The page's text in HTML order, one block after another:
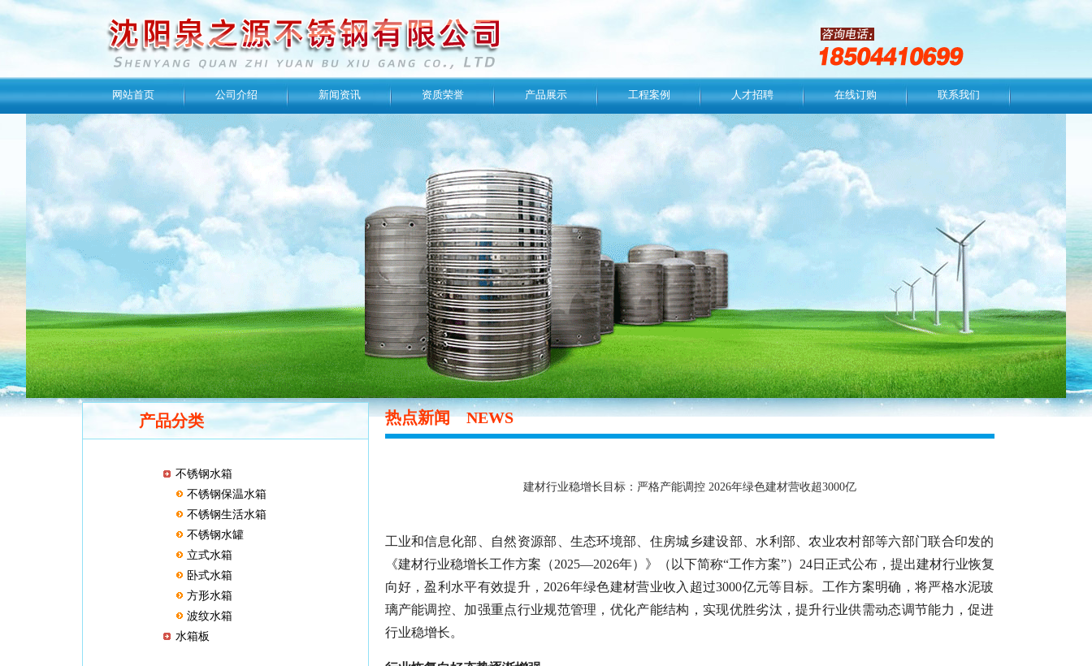
网站首页 公司介绍 新闻资讯 资质荣誉 产品展示 工程案例 人才招聘 在线订购 联系我们
产品分类
不锈钢水箱
不锈钢保温水箱
不锈钢生活水箱
不锈钢水罐
立式水箱
卧式水箱
方形水箱
波纹水箱
水箱板
热点新闻NEWS
建材行业稳增长目标：严格产能调控 2026年绿色建材营收超3000亿
工业和信息化部、自然资源部、生态环境部、住房城乡建设部、水利部、农业农村部等六部门联合印发的
《建材行业稳增长工作方案（2025—2026年）》（以下简称“工作方案”）24日正式公布，提出建材行业恢复
向好，盈利水平有效提升，2026年绿色建材营业收入超过3000亿元等目标。工作方案明确，将严格水泥玻
璃产能调控、加强重点行业规范管理，优化产能结构，实现优胜劣汰，提升行业供需动态调节能力，促进
行业稳增长。